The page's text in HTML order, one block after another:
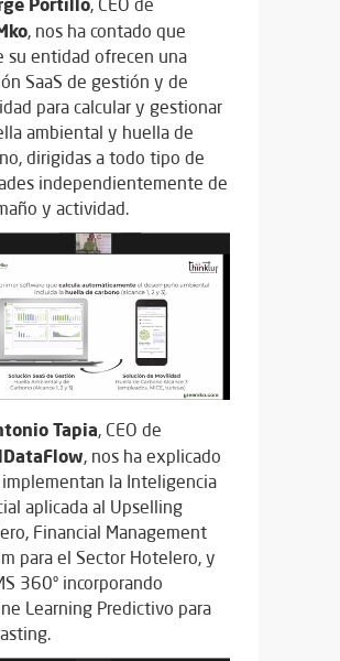
, CEO de
, nos ha contado que
su entidad ofrecen una
SaaS de gestión y de
para calcular y gestionar
ambiental y huella de
dirigidas a todo tipo de
independientemente de
y actividad.
Tapia, CEO de
, nos ha explicado
implementan la Inteligencia
aplicada al Upselling
Financial Management
para el Sector Hotelero, y
360º incorporando
Learning Predictivo para